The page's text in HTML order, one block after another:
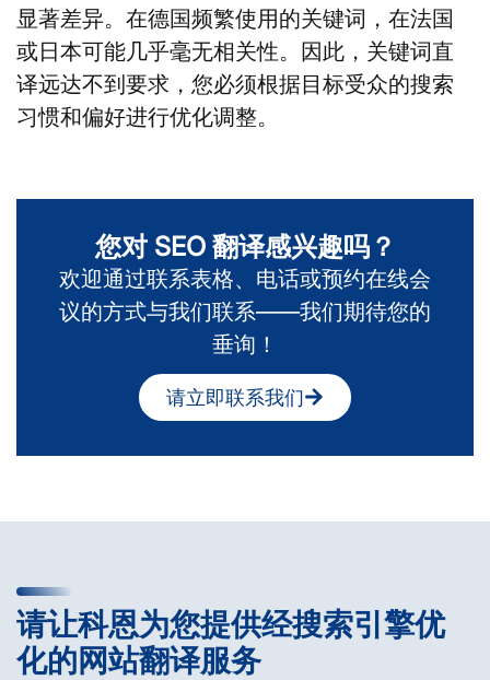
显著差异。在德国频繁使用的关键词，在法国
或日本可能几乎毫无相关性。因此，关键词直
译远达不到要求，您必须根据目标受众的搜索
习惯和偏好进行优化调整。
您对 SEO 翻译感兴趣吗？
欢迎通过联系表格、电话或预约在线会
议的方式与我们联系——我们期待您的
垂询！
请立即联系我们
请让科恩为您提供经搜索引擎优
化的网站翻译服务